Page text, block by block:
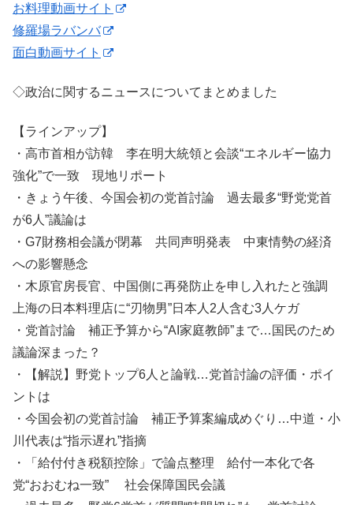
お料理動画サイト
修羅場ラバンバ
面白動画サイト
◇政治に関するニュースについてまとめました
【ラインアップ】
・高市首相が訪韓 李在明大統領と会談“エネルギー協力
強化”で一致 現地リポート
・きょう午後、今国会初の党首討論 過去最多“野党党首
が6人”議論は
・G7財務相会議が閉幕 共同声明発表 中東情勢の経済
への影響懸念
・木原官房長官、中国側に再発防止を申し入れたと強調
上海の日本料理店に“刃物男”日本人2人含む3人ケガ
・党首討論 補正予算から“AI家庭教師”まで…国民のため
議論深まった？
・【解説】野党トップ6人と論戦…党首討論の評価・ポイ
ントは
・今国会初の党首討論 補正予算案編成めぐり…中道・小
川代表は“指示遅れ”指摘
・「給付付き税額控除」で論点整理 給付一本化で各
党“おおむね一致” 社会保障国民会議